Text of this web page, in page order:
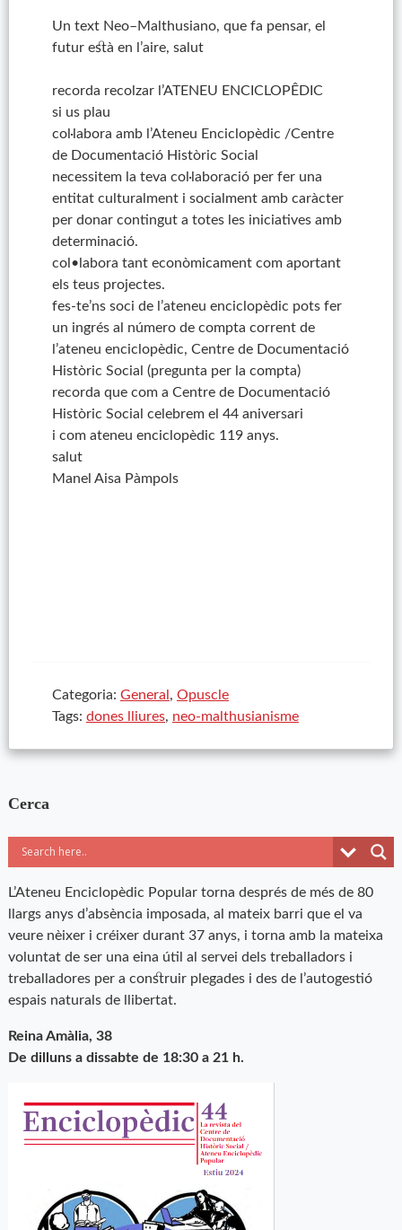
Un text Neo–Malthusiano, que fa pensar, el
futur està en l’aire, salut
recorda recolzar l’ATENEU ENCICLOPÊDIC
si us plau
col·labora amb l’Ateneu Enciclopèdic /Centre
de Documentació Històric Social
necessitem la teva col·laboració per fer una
entitat culturalment i socialment amb caràcter
per donar contingut a totes les iniciatives amb
determinació.
col•labora tant econòmicament com aportant
els teus projectes.
fes-te’ns soci de l’ateneu enciclopèdic pots fer
un ingrés al número de compta corrent de
l’ateneu enciclopèdic, Centre de Documentació
Històric Social (pregunta per la compta)
recorda que com a Centre de Documentació
Històric Social celebrem el 44 aniversari
i com ateneu enciclopèdic 119 anys.
salut
Manel Aisa Pàmpols
Categoria: General , Opuscle
Tags: dones lliures, neo-malthusianisme
Cerca
L’Ateneu Enciclopèdic Popular torna després de més de 80
llargs anys d’absència imposada, al mateix barri que el va
veure nèixer i créixer durant 37 anys, i torna amb la mateixa
voluntat de ser una eina útil al servei dels treballadors i
treballadores per a construir plegades i des de l’autogestió
espais naturals de llibertat.
Reina Amàlia, 38
De dilluns a dissabte de 18:30 a 21 h.